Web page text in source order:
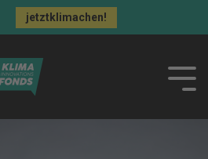
jetztklimachen!